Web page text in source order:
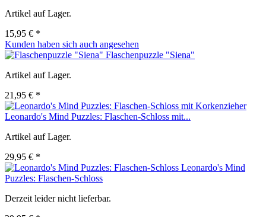
Artikel auf Lager.
15,95 € *
Kunden haben sich auch angesehen
Flaschenpuzzle "Siena"
Artikel auf Lager.
21,95 € *
Leonardo's Mind Puzzles: Flaschen-Schloss mit...
Artikel auf Lager.
29,95 € *
Leonardo's Mind
Puzzles: Flaschen-Schloss
Derzeit leider nicht lieferbar.